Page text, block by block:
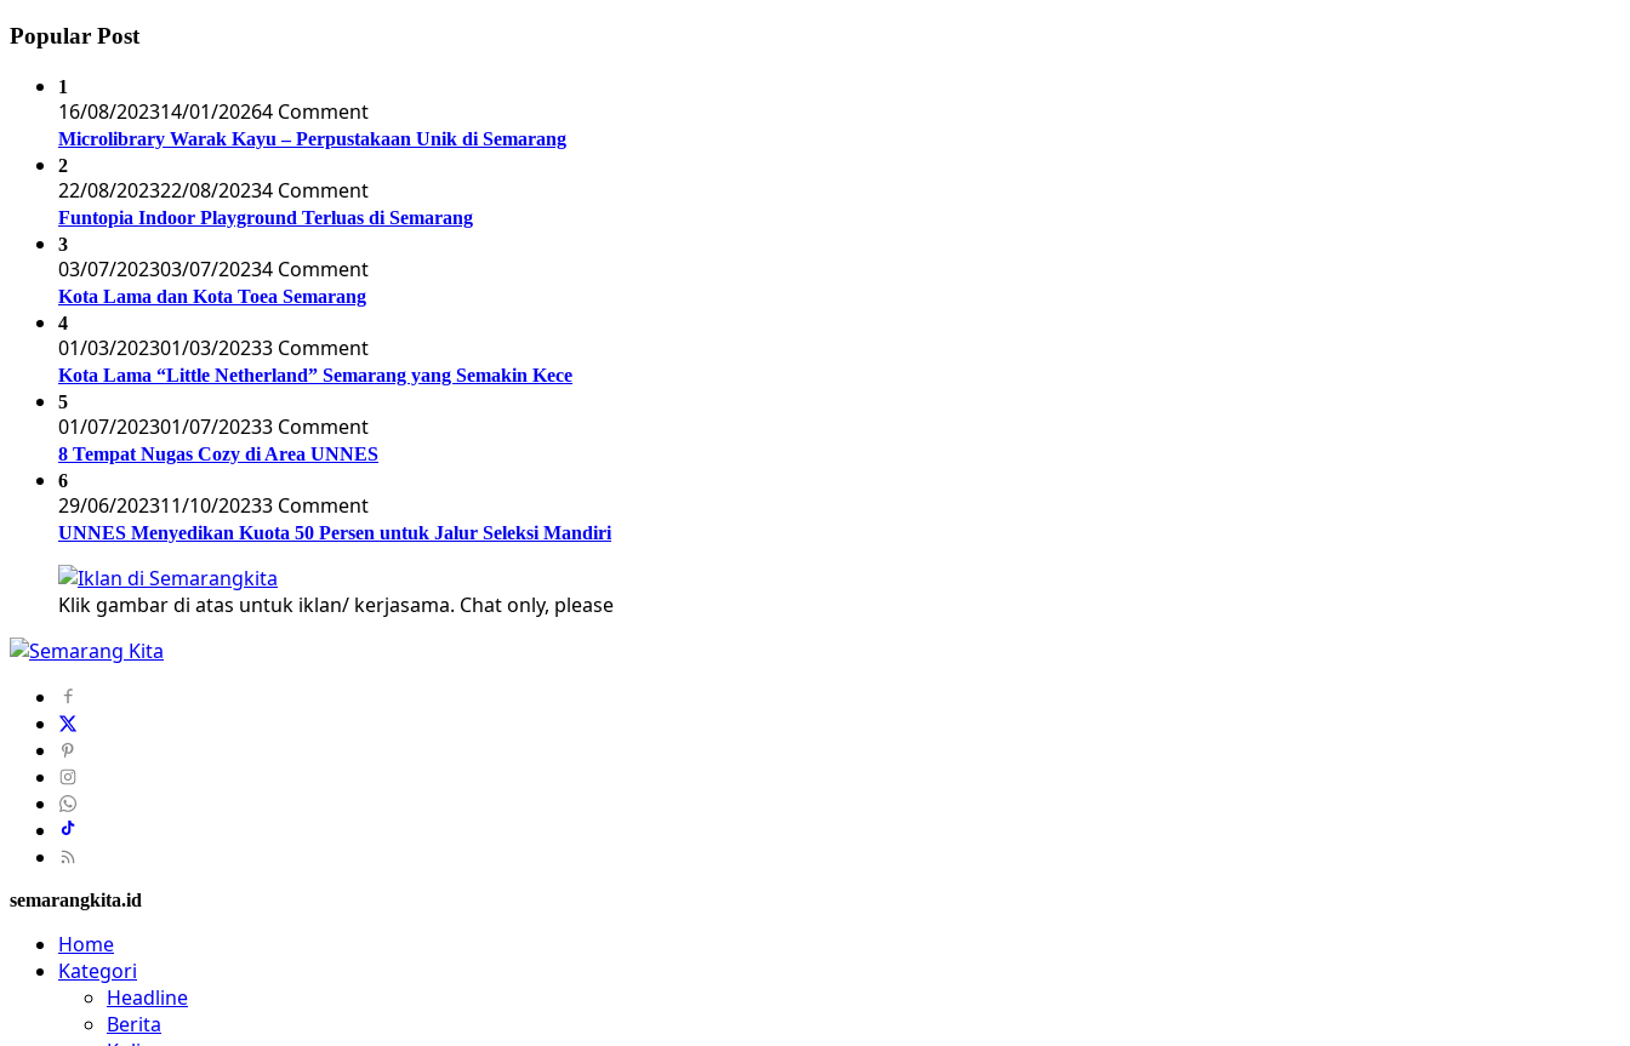
Popular Post
1
16/08/202314/01/20264 Comment
Microlibrary Warak Kayu – Perpustakaan Unik di Semarang
2
22/08/202322/08/20234 Comment
Funtopia Indoor Playground Terluas di Semarang
3
03/07/202303/07/20234 Comment
Kota Lama dan Kota Toea Semarang
4
01/03/202301/03/20233 Comment
Kota Lama “Little Netherland” Semarang yang Semakin Kece
5
01/07/202301/07/20233 Comment
8 Tempat Nugas Cozy di Area UNNES
6
29/06/202311/10/20233 Comment
UNNES Menyedikan Kuota 50 Persen untuk Jalur Seleksi Mandiri
Klik gambar di atas untuk iklan/ kerjasama. Chat only, please
semarangkita.id
Home
Kategori
Headline
Berita